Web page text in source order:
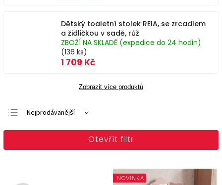
Dětský toaletní stolek REIA, se zrcadlem
a židličkou v sadě, růž
ZBOŽÍ NA SKLADĚ (expedice do 24 hodin)
(136 ks)
1 709 Kč
Zobrazit více produktů
Doporučujeme
Nejprodávanější
Otevřít filtr
NOVINKA